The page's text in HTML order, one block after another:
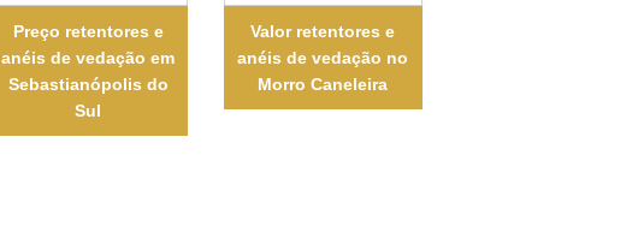
Preço retentores e
anéis de vedação em
Sebastianópolis do
Sul
Valor retentores e
anéis de vedação no
Morro Caneleira